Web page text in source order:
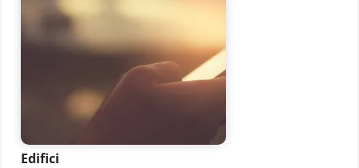
Edifici